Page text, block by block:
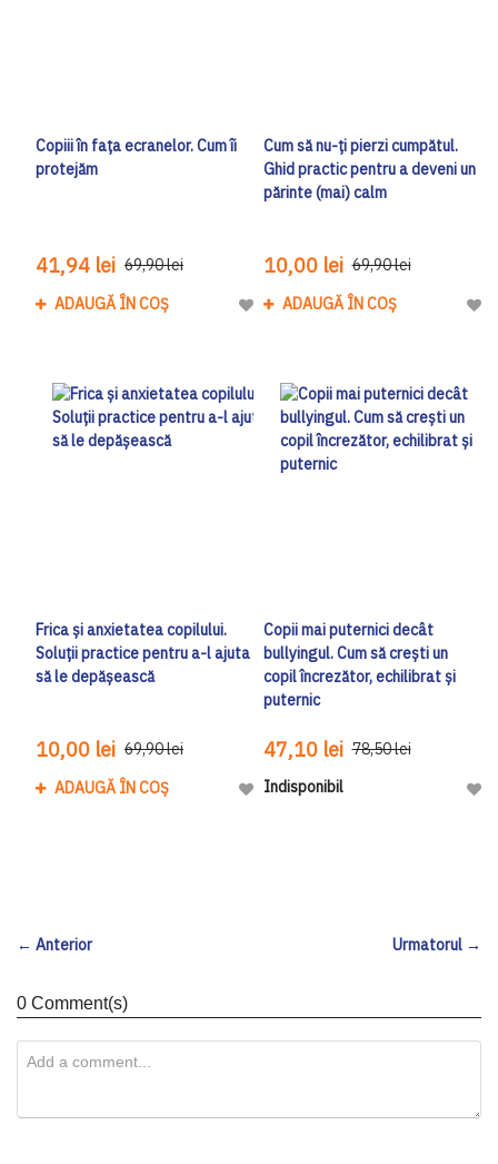
Copiii în fața ecranelor. Cum îi
protejăm
41,94 lei 69,90 lei
ADAUGĂ ÎN COȘ
Adaugă la Lista de Dorinte
Cum să nu-ți pierzi cumpătul.
Ghid practic pentru a deveni un
părinte (mai) calm
10,00 lei 69,90 lei
ADAUGĂ ÎN COȘ
Frica și anxietatea copilului.
Soluții practice pentru a-l ajuta
să le depășească
10,00 lei 69,90 lei
ADAUGĂ ÎN COȘ
Adaugă la Lista de Dorinte
Copii mai puternici decât
bullyingul. Cum să crești un
copil încrezător, echilibrat și
puternic
47,10 lei 78,50 lei
Indisponibil
← Anterior Urmatorul →
0 Comment(s)